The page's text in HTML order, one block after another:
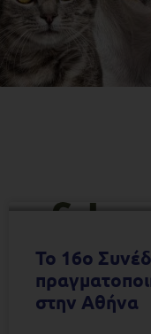
Το 16ο
στην Αθήνα